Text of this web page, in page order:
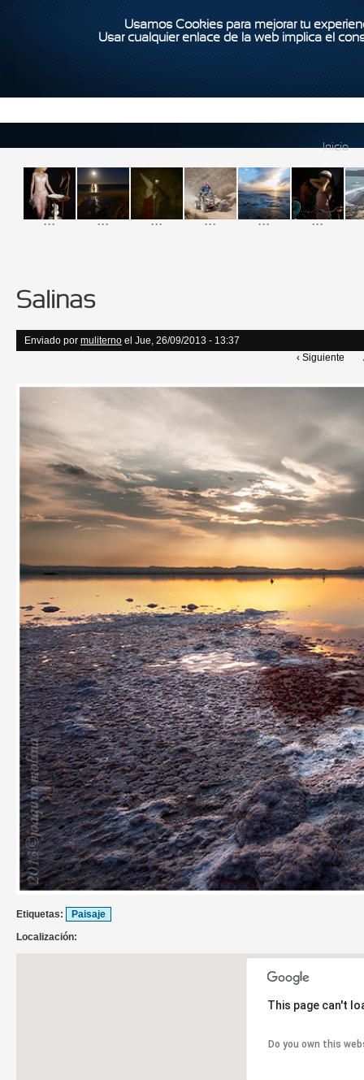
Usamos Cookies para mejorar tu
Usar cualquier enlace de la web implica el
Inicio
... ... ... ... ... ...
Salinas
Enviado por muliterno el Jue, 26/09/2013 - 13:37
‹ Siguiente
Etiquetas:
Paisaje
Localización:
This page can't
Do you own this